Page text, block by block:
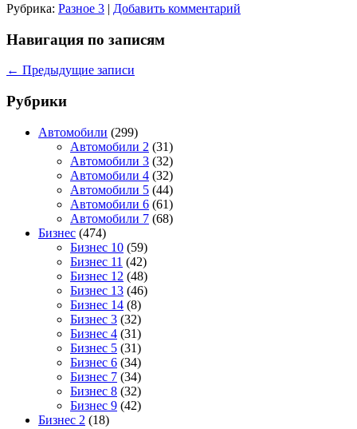
Рубрика: Разное 3 | Добавить комментарий
Навигация по записям
← Предыдущие записи
Рубрики
Автомобили (299)
Автомобили 2 (31)
Автомобили 3 (32)
Автомобили 4 (32)
Автомобили 5 (44)
Автомобили 6 (61)
Автомобили 7 (68)
Бизнес (474)
Бизнес 10 (59)
Бизнес 11 (42)
Бизнес 12 (48)
Бизнес 13 (46)
Бизнес 14 (8)
Бизнес 3 (32)
Бизнес 4 (31)
Бизнес 5 (31)
Бизнес 6 (34)
Бизнес 7 (34)
Бизнес 8 (32)
Бизнес 9 (42)
Бизнес 2 (18)